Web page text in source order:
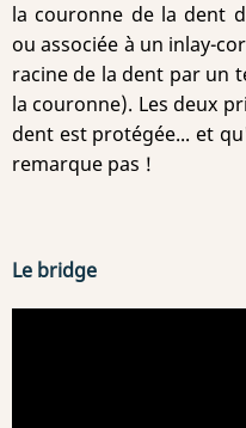
la couronne de la dent
ou associée à un inlay-
racine de la dent par un
la couronne). Les deux
dent est protégée... et
remarque pas !
Le bridge